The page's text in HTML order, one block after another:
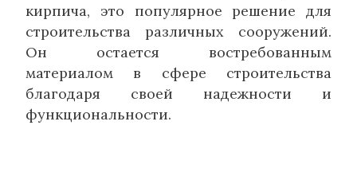
кирпича, это популярное решение для
строительства различных сооружений.
Он остается востребованным
материалом в сфере строительства
благодаря своей надежности и
функциональности.